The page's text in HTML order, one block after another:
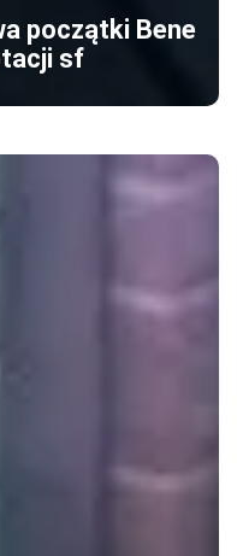
początki Bene
sf